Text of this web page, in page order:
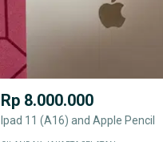
Rp 8.000.000
Ipad 11 (A16) and Apple Pencil